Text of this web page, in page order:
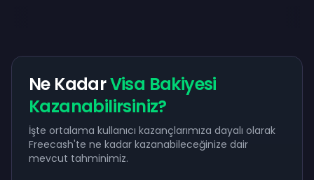
Ne KadarVisa Bakiyesi
Kazanabilirsiniz?
İşte ortalama kullanıcı kazançlarımıza dayalı olarak
Freecash'te ne kadar kazanabileceğinize dair
mevcut tahminimiz.